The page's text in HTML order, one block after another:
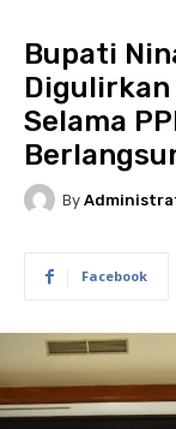
Bupati
Selama
By
Facebook